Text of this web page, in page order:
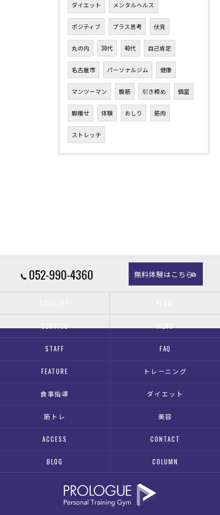
ダイエット メンタルヘルス
ポジティブ プラス思考 伏見
丸の内 30代 40代 自己肯定
名古屋市 パーソナルジム 健康
マンツーマン 腹筋 引き締め 個室
脚痩せ 体験 おしり 筋肉
ストレッチ
052-990-4360 無料体験はこちら
SERVICE MENU
STAFF FAQ
FEATURE トレーニング
食事指導 ダイエット
筋トレ 美容
ACCESS CONTACT
BLOG COLUMN